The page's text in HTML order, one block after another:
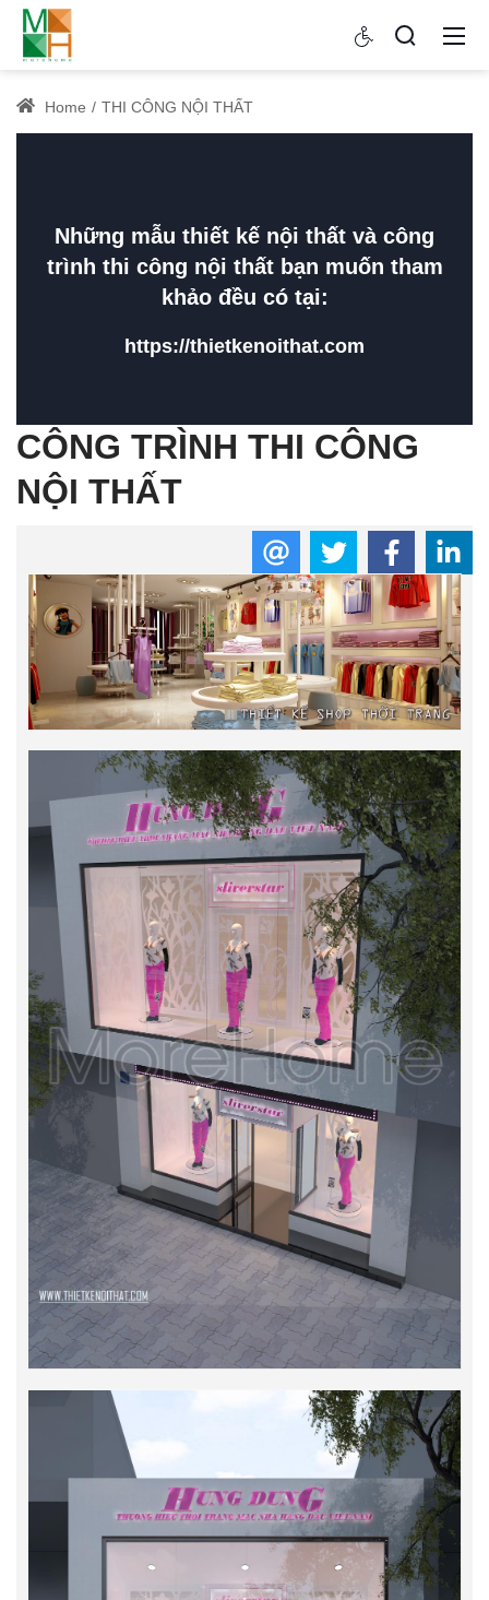
Home THI CÔNG NỘI THẤT
Những mẫu thiết kế nội thất và công
trình thi công nội thất bạn muốn tham
khảo đều có tại:
https://thietkenoithat.com
CÔNG TRÌNH THI CÔNG
NỘI THẤT